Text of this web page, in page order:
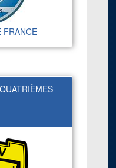
FRANCE